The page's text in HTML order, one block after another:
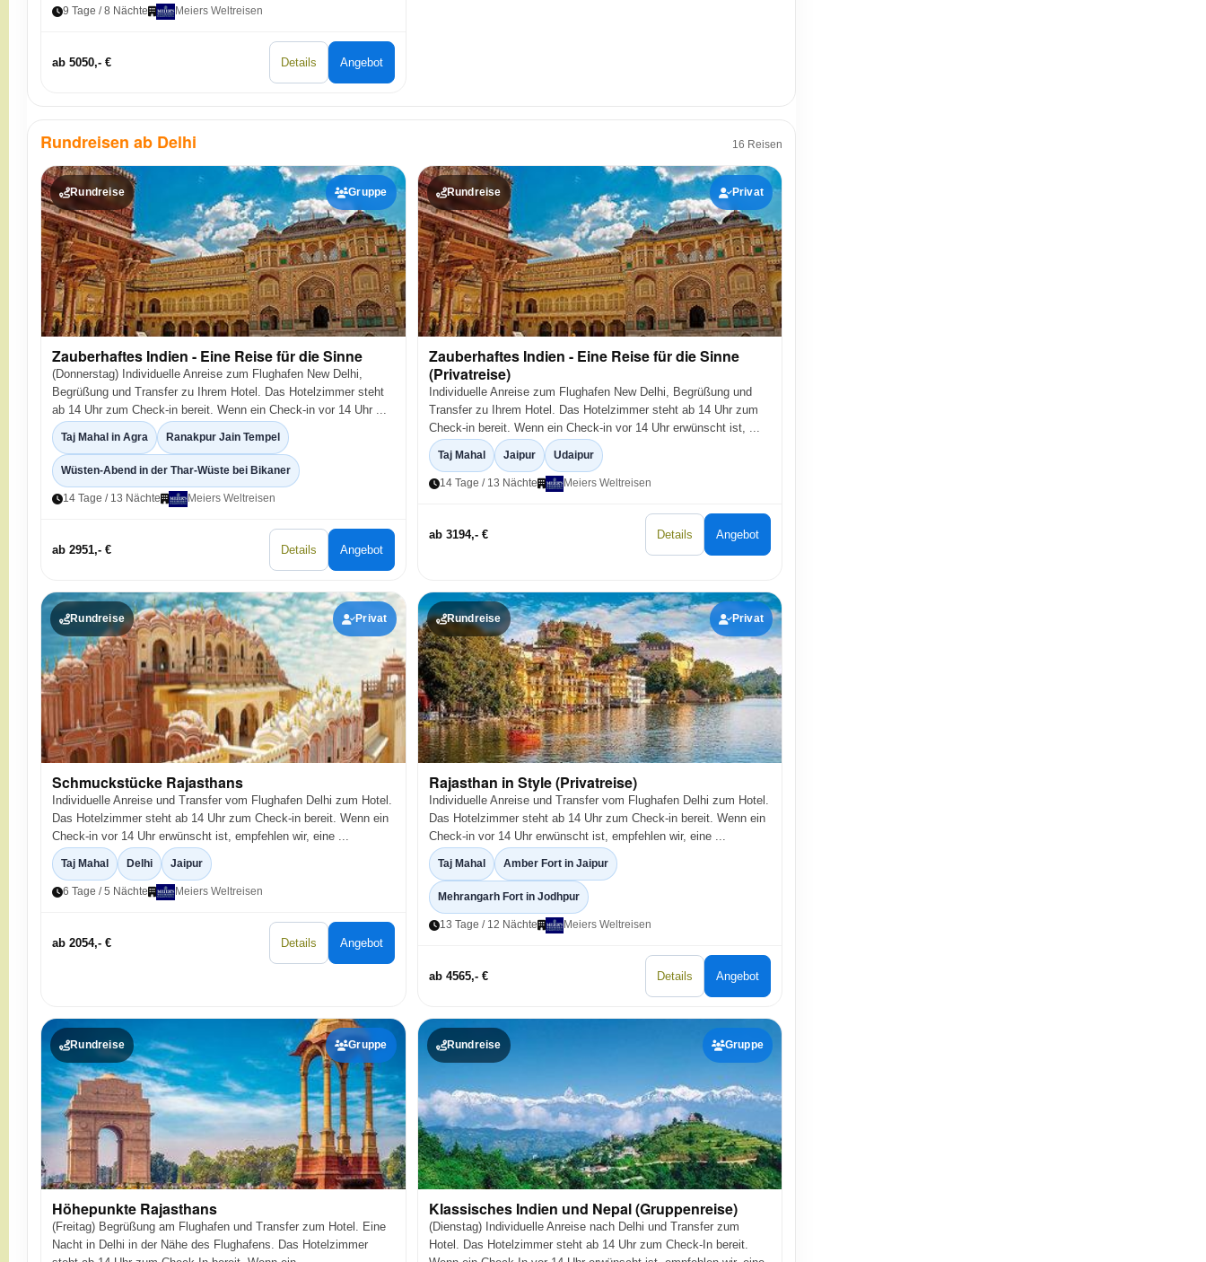
9 Tage / 8 Nächte Meiers Weltreisen
ab 5050,- € Details Angebot
Rundreisen ab Delhi 16 Reisen
Rundreise Gruppe
Zauberhaftes Indien - Eine Reise für die Sinne
(Donnerstag) Individuelle Anreise zum Flughafen New Delhi,
Begrüßung und Transfer zu Ihrem Hotel. Das Hotelzimmer steht
ab 14 Uhr zum Check-in bereit. Wenn ein Check-in vor 14 Uhr ...
Taj Mahal in Agra Ranakpur Jain Tempel
Wüsten-Abend in der Thar-Wüste bei Bikaner
14 Tage / 13 Nächte Meiers Weltreisen
ab 2951,- € Details Angebot
Rundreise Privat
Zauberhaftes Indien - Eine Reise für die Sinne
(Privatreise)
Individuelle Anreise zum Flughafen New Delhi, Begrüßung und
Transfer zu Ihrem Hotel. Das Hotelzimmer steht ab 14 Uhr zum
Check-in bereit. Wenn ein Check-in vor 14 Uhr erwünscht ist, ...
Taj Mahal Jaipur Udaipur
14 Tage / 13 Nächte Meiers Weltreisen
ab 3194,- € Details Angebot
Rundreise Privat
Schmuckstücke Rajasthans
Individuelle Anreise und Transfer vom Flughafen Delhi zum Hotel.
Das Hotelzimmer steht ab 14 Uhr zum Check-in bereit. Wenn ein
Check-in vor 14 Uhr erwünscht ist, empfehlen wir, eine ...
Taj Mahal Delhi Jaipur
6 Tage / 5 Nächte Meiers Weltreisen
ab 2054,- € Details Angebot
Rundreise Privat
Rajasthan in Style (Privatreise)
Individuelle Anreise und Transfer vom Flughafen Delhi zum Hotel.
Das Hotelzimmer steht ab 14 Uhr zum Check-in bereit. Wenn ein
Check-in vor 14 Uhr erwünscht ist, empfehlen wir, eine ...
Taj Mahal Amber Fort in Jaipur
Mehrangarh Fort in Jodhpur
13 Tage / 12 Nächte Meiers Weltreisen
ab 4565,- € Details Angebot
Rundreise Gruppe
Höhepunkte Rajasthans
(Freitag) Begrüßung am Flughafen und Transfer zum Hotel. Eine
Nacht in Delhi in der Nähe des Flughafens. Das Hotelzimmer
Rundreise Gruppe
Klassisches Indien und Nepal (Gruppenreise)
(Dienstag) Individuelle Anreise nach Delhi und Transfer zum
Hotel. Das Hotelzimmer steht ab 14 Uhr zum Check-In bereit.